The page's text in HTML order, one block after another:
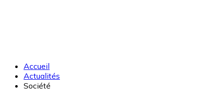
Accueil
Actualités
Société